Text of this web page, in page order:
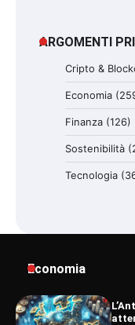
ARGOMENTI
Cripto &
Economia
Finanza (126)
Sostenibilità
Tecnologia
Economia